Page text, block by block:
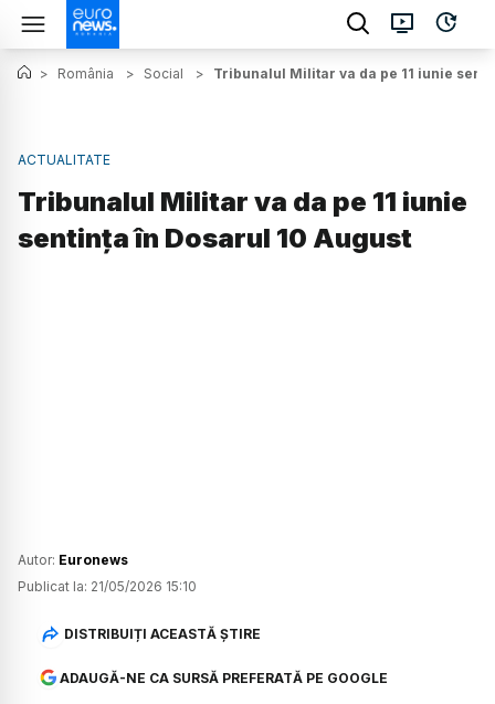
> România > Social > Tribunalul Militar va da pe 11 iunie
ACTUALITATE
Tribunalul Militar va da pe 11 iunie
sentința în Dosarul 10 August
Autor: Euronews
Publicat la: 21/05/2026 15:10
DISTRIBUIȚI ACEASTĂ ȘTIRE
ADAUGĂ-NE CA SURSĂ PREFERATĂ PE GOOGLE